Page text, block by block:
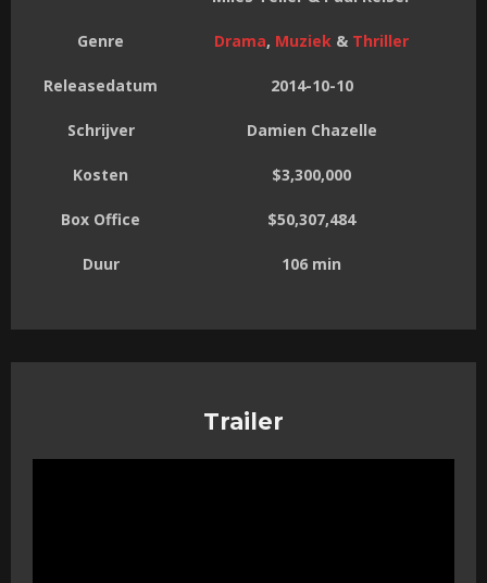
Genre Drama, Muziek & Thriller
Releasedatum 2014-10-10
Schrijver Damien Chazelle
Kosten $3,300,000
Box Office $50,307,484
Duur 106 min
Trailer